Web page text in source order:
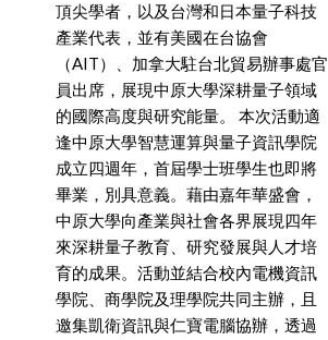
頂尖學者，以及台灣和日本量子科技
產業代表，並有美國在台協會
（AIT）、加拿大駐台北貿易辦事處官
員出席，展現中原大學深耕量子領域
的國際高度與研究能量。 本次活動適
逢中原大學智慧運算與量子資訊學院
成立四週年，首屆學士班學生也即將
畢業，別具意義。藉由嘉年華盛會，
中原大學向產業與社會各界展現四年
來深耕量子教育、研究發展與人才培
育的成果。活動並結合校內電機資訊
學院、商學院及理學院共同主辦，且
邀集凱衛資訊與仁寶電腦協辦，透過